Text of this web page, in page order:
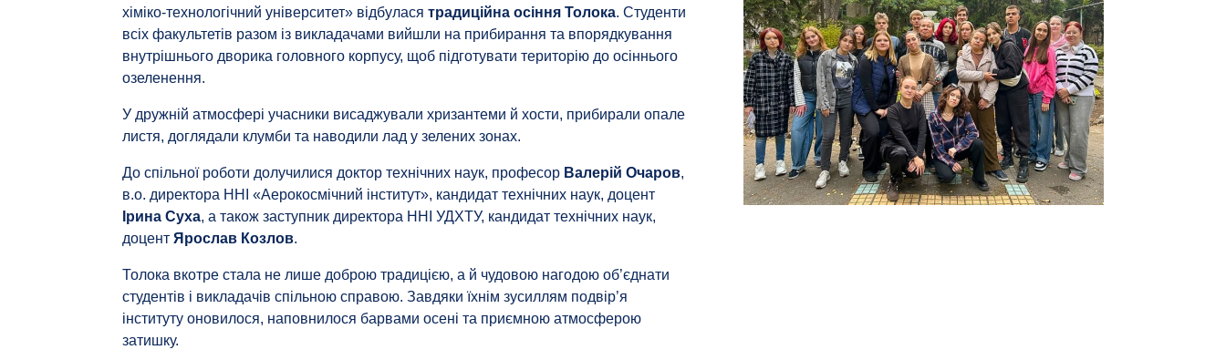
хіміко-технологічний університет» відбуласятрадиційна осіння Толока. Студенти
всіх факультетів разом із викладачами вийшли на прибирання та впорядкування
внутрішнього дворика головного корпусу, щоб підготувати територію до осіннього
озеленення.
У дружній атмосфері учасники висаджували хризантеми й хости, прибирали опале
листя, доглядали клумби та наводили лад у зелених зонах.
До спільної роботи долучилися доктор технічних наук, професор Валерій Очаров,
в.о. директора ННІ «Аерокосмічний інститут», кандидат технічних наук, доцент
Ірина Суха, а також заступник директора ННІ УДХТУ, кандидат технічних наук,
доцентЯрослав Козлов.
Толока вкотре стала не лише доброю традицією, а й чудовою нагодою об’єднати
студентів і викладачів спільною справою. Завдяки їхнім зусиллям подвір’я
інституту оновилося, наповнилося барвами осені та приємною атмосферою
затишку.